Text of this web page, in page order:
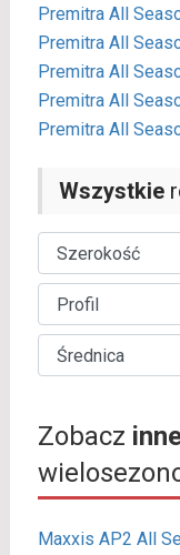
Premitra All
Premitra All
Premitra All
Premitra All
Premitra All
Wszystkie
Zobacz
Maxxis AP2 All